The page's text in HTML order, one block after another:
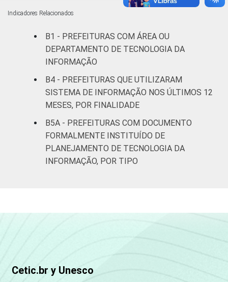
até 500
habitantes
95 4 1
habitantes
Fonte: CGI.br/NIC.br, Centro Regional de
Estudos para o Desenvolvimento da
Sociedade da Informação (Cetic.br),
Pesquisa sobre o uso das tecnologias de
informação e comunicação no setor público
brasileiro - TIC Governo Eletrônico 2023.
Indicadores Relacionados
B1 - PREFEITURAS COM ÁREA OU
DEPARTAMENTO DE TECNOLOGIA DA
INFORMAÇÃO
B4 - PREFEITURAS QUE UTILIZARAM
SISTEMA DE INFORMAÇÃO NOS ÚLTIMOS 12
MESES, POR FINALIDADE
B5A - PREFEITURAS COM DOCUMENTO
FORMALMENTE INSTITUÍDO DE
PLANEJAMENTO DE TECNOLOGIA DA
INFORMAÇÃO, POR TIPO
Cetic.br y Unesco